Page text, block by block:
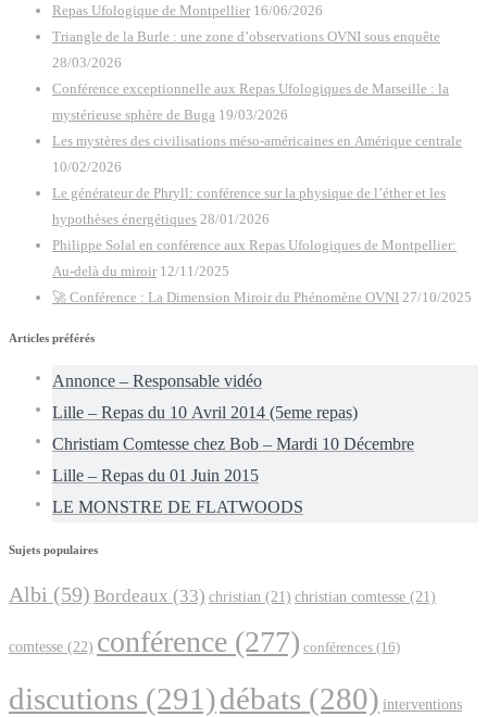
Repas Ufologique de Montpellier 16/06/2026
Triangle de la Burle : une zone d’observations OVNI sous enquête
28/03/2026
Conférence exceptionnelle aux Repas Ufologiques de Marseille : la
mystérieuse sphère de Buga 19/03/2026
Les mystères des civilisations méso-américaines en Amérique centrale
10/02/2026
Le générateur de Phryll: conférence sur la physique de l’éther et les
hypothèses énergétiques 28/01/2026
Philippe Solal en conférence aux Repas Ufologiques de Montpellier:
Au-delà du miroir 12/11/2025
🚀 Conférence : La Dimension Miroir du Phénomène OVNI 27/10/2025
Articles préférés
Annonce – Responsable vidéo
Lille – Repas du 10 Avril 2014 (5eme repas)
Christiam Comtesse chez Bob – Mardi 10 Décembre
Lille – Repas du 01 Juin 2015
LE MONSTRE DE FLATWOODS
Sujets populaires
Albi (59) Bordeaux (33) christian (21) christian comtesse (21)
comtesse (22) conférence (277) conférences (16)
discutions (291)débats (280) interventions